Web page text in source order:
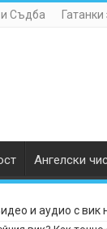
Съдба
Ангелски
и аудио с вик